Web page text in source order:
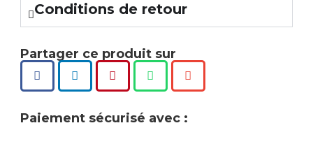
Conditions de retour
Partager ce produit sur
Paiement sécurisé avec :